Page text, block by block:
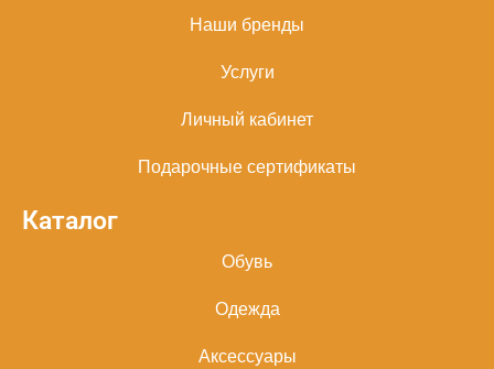
Наши бренды
Услуги
Личный кабинет
Подарочные сертификаты
Каталог
Обувь
Одежда
Аксессуары